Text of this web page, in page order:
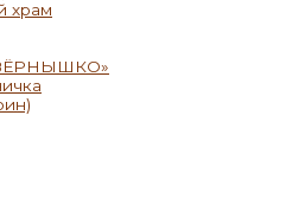
храм